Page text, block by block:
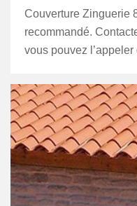
Couverture Zinguerie
recommandé.
vous pouvez